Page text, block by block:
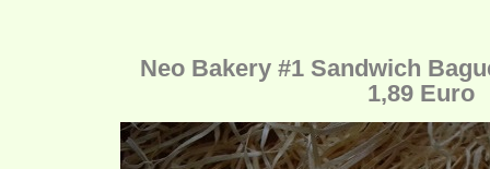
Neo Bakery #1 Sandwich
1,89 Euro